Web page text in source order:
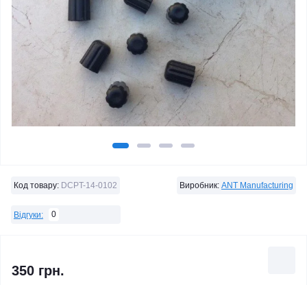
Код товару: DCPT-14-0102 Виробник: ANT Manufacturing
Відгуки: 0
350 грн.